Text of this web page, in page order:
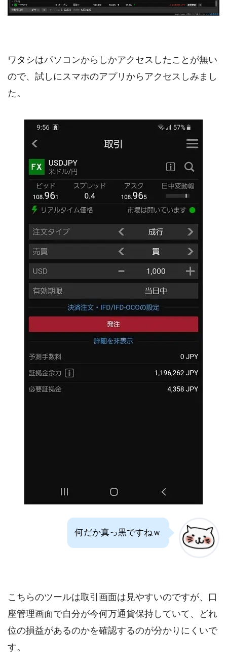
ワタシはパソコンからしかアクセスしたことが無い
ので、試しにスマホのアプリからアクセスしみまし
た。
何だか真っ黒ですねｗ
こちらのツールは取引画面は見やすいのですが、口
座管理画面で自分が今何万通貨保持していて、どれ
位の損益があるのかを確認するのが分かりにくいで
す。